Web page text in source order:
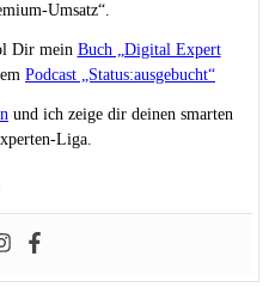
Umsatz“.
Dir mein Buch „Digital Expert
Podcast „Status:ausgebucht“
und ich zeige dir deinen smarten
Liga.